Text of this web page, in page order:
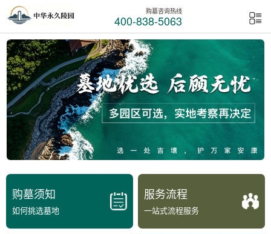
购墓咨询热线
400-838-5063
购墓须知
如何挑选墓地
服务流程
一站式流程服务